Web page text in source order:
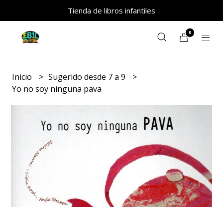
Tienda de libros infantiles
0
Inicio
Sugerido desde 7 a 9
Yo no soy ninguna pava